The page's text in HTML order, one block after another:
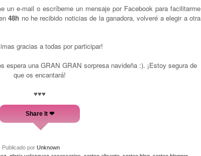
un e-mail o escríbeme un mensaje por Facebook para facilitarme
48h no he recibido noticias de la ganadora, volveré a elegir a otra
gracias a todas por participar!
espera una GRAN GRAN sorpresa navideña :). ¡Estoy segura de
que os encantará!
♥♥♥
Share It ❤
Publicado por Unknown